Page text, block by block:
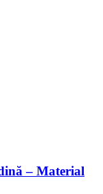
– Material